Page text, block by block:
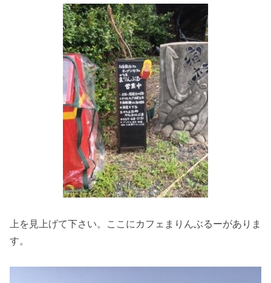
上を見上げて下さい。ここにカフェまりんぶるーがありま
す。